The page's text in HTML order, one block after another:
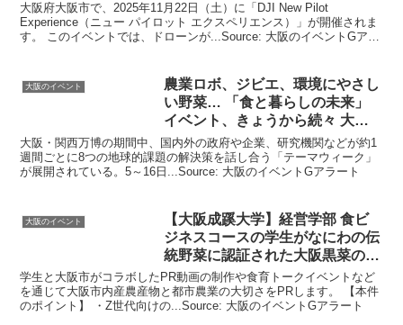
大阪府大阪市で、2025年11月22日（土）に「DJI New Pilot
Experience（ニュー パイロット エクスペリエンス）」が開催されま
す。 このイベントでは、ドローンが...Source: 大阪のイベントGアラ
大阪のイベント
農業ロボ、ジビエ、環境にやさし
い野菜… 「食と暮らしの未来」
イベント 、きょうから続々 大阪
…
大阪・関西万博の期間中、国内外の政府や企業、研究機関などが約1
週間ごとに8つの地球的課題の解決策を話し合う「テーマウィーク」
が展開されている。5～16日...Source: 大阪のイベントGアラート
大阪のイベント 【大阪成蹊大学】経営学部 食ビ
ジネスコースの学生がなにわの伝
統野菜に認証された大阪黒菜の
…
学生と大阪市がコラボしたPR動画の制作や食育トークイベントなど
を通じて大阪市内産農産物と都市農業の大切さをPRします。 【本件
のポイント】 ・Z世代向けの...Source: 大阪のイベントGアラート